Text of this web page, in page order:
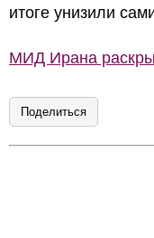
итоге унизили
МИД Ирана
Поделиться